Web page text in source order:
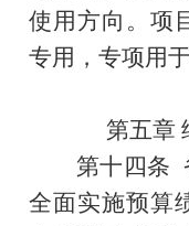
使用方向。项
专用，专项用
第五章
第十四条
全面实施预算